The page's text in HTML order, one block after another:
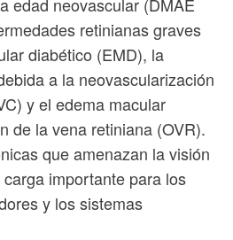
retinianas graves
diabético (EMD), la
a la neovascularización
y el edema macular
de la vena retiniana (OVR).
que amenazan la visión
importante para los
y los sistemas